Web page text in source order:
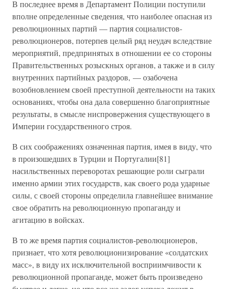
В последнее время в Департамент Полиции поступили
вполне определенные сведения, что наиболее опасная из
революционных партий — партия социалистов-
революционеров, потерпев целый ряд неудач вследствие
мероприятий, предпринятых в отношении ее со стороны
Правительственных розыскных органов, а также и в силу
внутренних партийных раздоров, — озабочена
возобновлением своей преступной деятельности на таких
основаниях, чтобы она дала совершенно благоприятные
результаты, в смысле ниспровержения существующего в
Империи государственного строя.
В сих соображениях означенная партия, имея в виду, что
в произошедших в Турции и Португалии[81]
насильственных переворотах решающие роли сыграли
именно армии этих государств, как своего рода ударные
силы, с своей стороны определила главнейшее внимание
свое обратить на революционную пропаганду и
агитацию в войсках.
В то же время партия социалистов-революционеров,
признает, что хотя революционизирование «солдатских
масс», в виду их исключительной восприимчивости к
революционной пропаганде, может быть произведено